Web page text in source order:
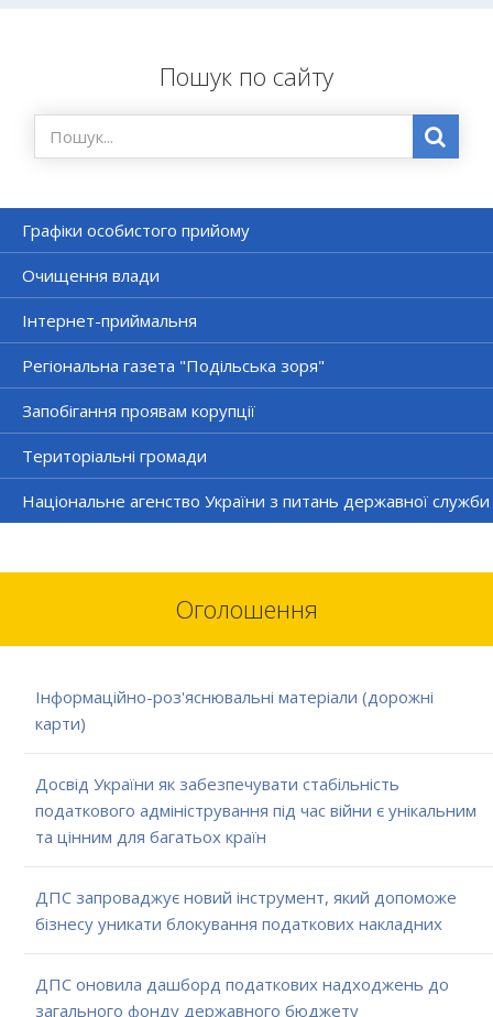
Пошук по сайту
Графіки особистого прийому
Очищення влади
Інтернет-приймальня
Регіональна газета "Подільська зоря"
Запобігання проявам корупції
Територіальні громади
Національне агенство України з питань державної служби
Оголошення
Інформаційно-роз'яснювальні матеріали (дорожні
карти)
Досвід України як забезпечувати стабільність
податкового адміністрування під час війни є унікальним
та цінним для багатьох країн
ДПС запроваджує новий інструмент, який допоможе
бізнесу уникати блокування податкових накладних
ДПС оновила дашборд податкових надходжень до
загального фонду державного бюджету